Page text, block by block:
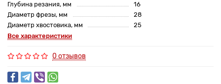
Глубина резания, мм
16
Диаметр фрезы, мм
28
Диаметр хвостовика, мм
25
Все характеристики
0 отзывов